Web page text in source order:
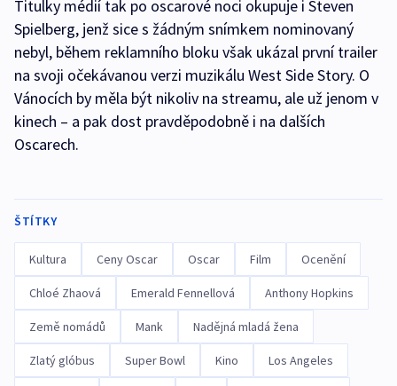
Titulky médií tak po oscarové noci okupuje i Steven
Spielberg, jenž sice s žádným snímkem nominovaný
nebyl, během reklamního bloku však ukázal první trailer
na svoji očekávanou verzi muzikálu West Side Story. O
Vánocích by měla být nikoliv na streamu, ale už jenom v
kinech – a pak dost pravděpodobně i na dalších
Oscarech.
ŠTÍTKY
Kultura Ceny Oscar Oscar Film Ocenění
Chloé Zhaová Emerald Fennellová Anthony Hopkins
Země nomádů Mank Nadějná mladá žena
Zlatý glóbus Super Bowl Kino Los Angeles